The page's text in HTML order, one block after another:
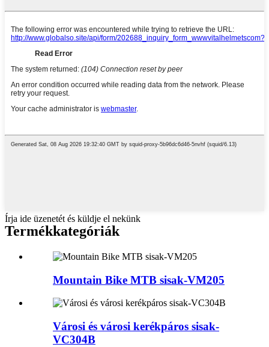
Írja ide üzenetét és küldje el nekünk
Termékkategóriák
Mountain Bike MTB sisak-VM205
Városi és városi kerékpáros sisak-
VC304B